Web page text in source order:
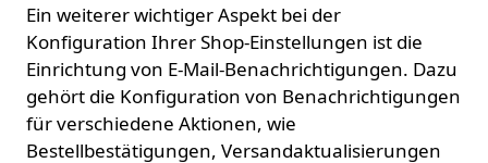
Ein weiterer wichtiger Aspekt bei der
Konfiguration Ihrer Shop-Einstellungen ist die
Einrichtung von E-Mail-Benachrichtigungen. Dazu
gehört die Konfiguration von Benachrichtigungen
für verschiedene Aktionen, wie
Bestellbestätigungen, Versandaktualisierungen